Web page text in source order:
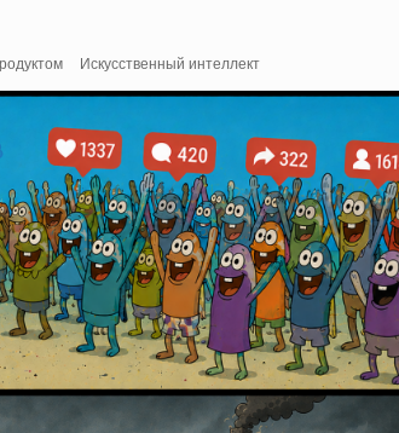
Искусственный интеллект